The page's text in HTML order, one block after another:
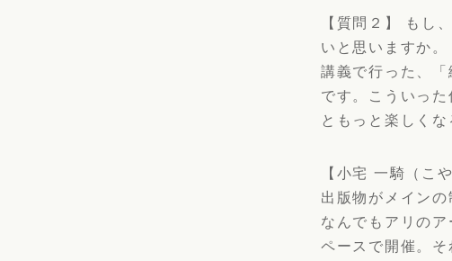
【質問２】 もし
いと思いますか。
講義で行った、
です。こういっ
ともっと楽しくな
【小宅 一騎（こ
出版物がメイン
なんでもアリの
ペースで開催。